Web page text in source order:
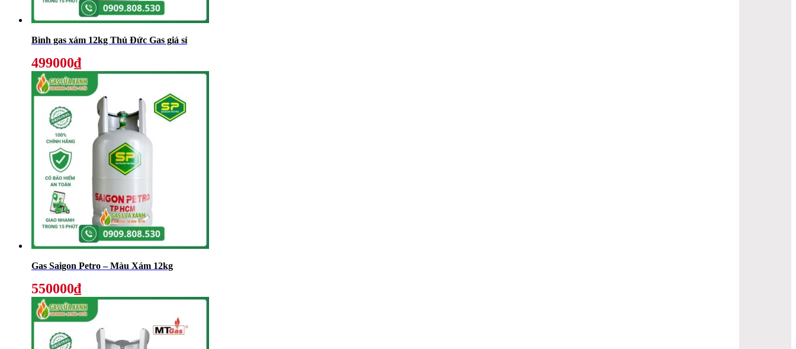
Bình gas xám 12kg Thủ Đức Gas giá sỉ
499000₫
Gas Saigon Petro – Màu Xám 12kg
550000₫